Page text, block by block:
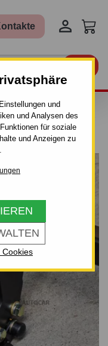
und
und Analysen des
für soziale
und Anzeigen zu
Cookies

NISSAN MICRA